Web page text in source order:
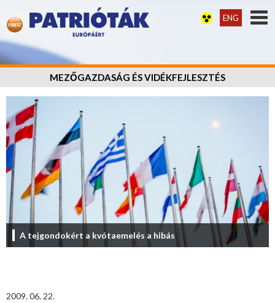
ENG
MEZŐGAZDASÁG ÉS VIDÉKFEJLESZTÉS
A tejgondokért a kvótaemelés a hibás
2009. 06. 22.